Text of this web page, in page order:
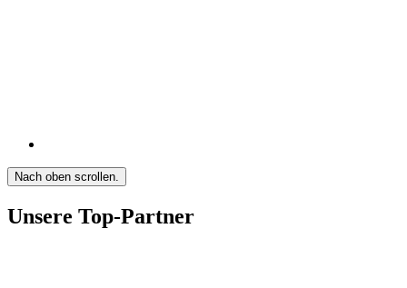
Nach oben scrollen.
Unsere Top-Partner